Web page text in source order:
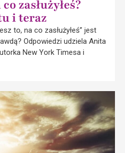
zasłużyłeś?
i teraz
to, na co zasłużyłeś” jest
Odpowiedzi udziela Anita
New York Timesa i